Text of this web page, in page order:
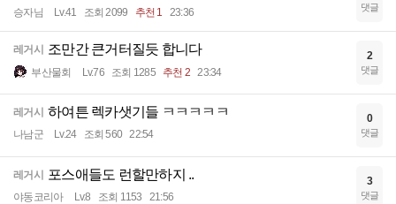
승자님 Lv.41 조회 2099 추천 1 23:36 댓글
레거시 조만간 큰거터질듯 합니다
부산물회 Lv.76 조회 1285 추천 2 23:34
2
댓글
레거시 하여튼 렉카샛기들 ㅋㅋㅋㅋㅋ
나남군 Lv.24 조회 560 22:54
0
댓글
레거시 포스애들도 런할만하지 ..
야동코리아 Lv.8 조회 1153 21:56
3
댓글